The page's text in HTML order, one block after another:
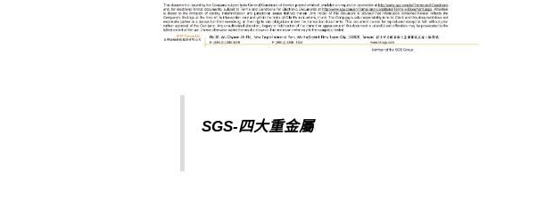
SGS-四大重金屬